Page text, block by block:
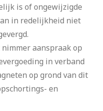
is of ongewijzigde
in redelijkheid niet
aanspraak op
in verband
op grond van dit
en